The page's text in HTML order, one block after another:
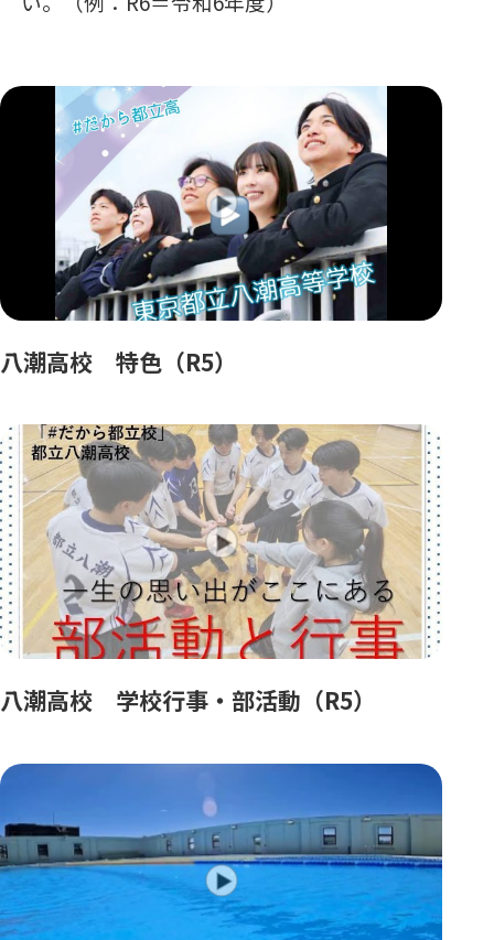
八潮高校 特色（R5）
八潮高校 学校行事・部活動（R5）